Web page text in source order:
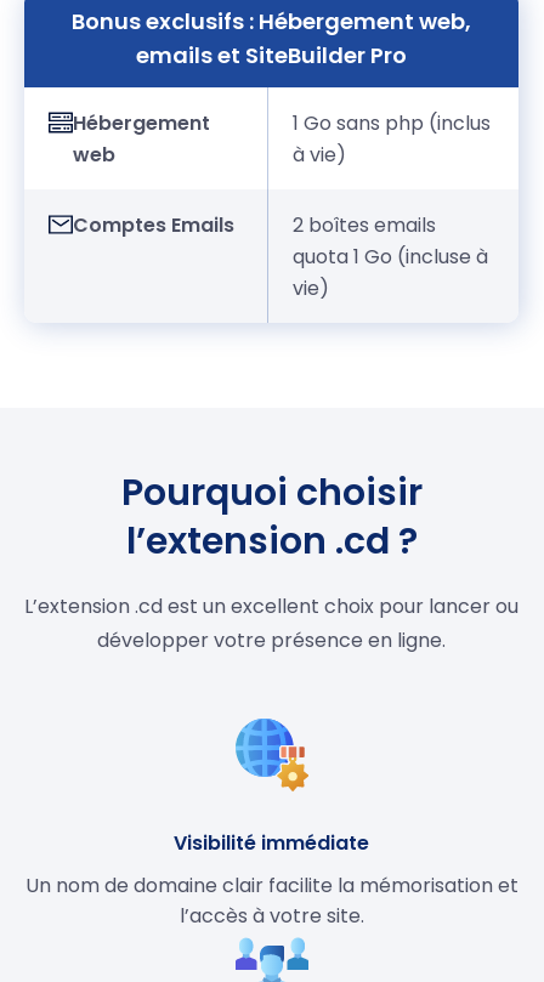
Bonus exclusifs : Hébergement web,
emails et SiteBuilder Pro
Hébergement
web
1 Go sans php (inclus
à vie)
Comptes Emails
2 boîtes emails
quota 1 Go (incluse à
vie)
Pourquoi choisir
l’extension .cd ?
L’extension .cd est un excellent choix pour lancer ou
développer votre présence en ligne.
Visibilité immédiate
Un nom de domaine clair facilite la mémorisation et
l’accès à votre site.